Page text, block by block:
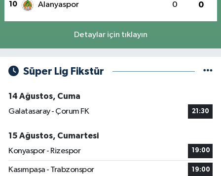
10 Alanyaspor 0 0
Detaylar için tıklayın
Süper Lig Fikstür
14 Ağustos, Cuma
Galatasaray - Çorum FK
21:30
15 Ağustos, Cumartesi
Konyaspor - Rizespor
19:00
Kasımpaşa - Trabzonspor 19:00